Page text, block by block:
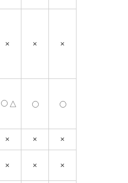
× × ×
△
× ×
×
× × ×